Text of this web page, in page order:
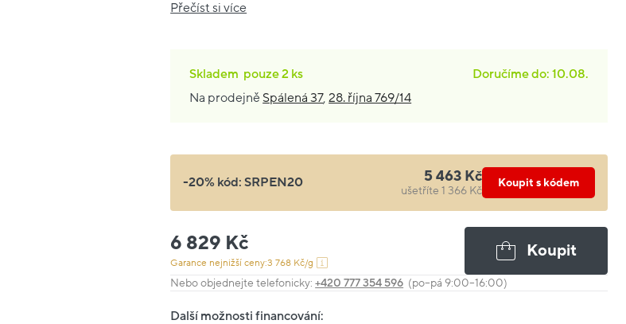
Přečíst si více
Skladem pouze2 ks
Doručíme do: 10.08.
Na prodejně Spálená 37,28. října 769/14
-20% kód:SRPEN20 5 463 Kč
ušetříte 1 366 Kč
Koupit s kódem
6 829 Kč
Garance nejnižší ceny:3 768 Kč/g
Koupit
Nebo objednejte telefonicky:+420 777 354 596 (po–pá 9:00–16:00)
Další možnosti financování: